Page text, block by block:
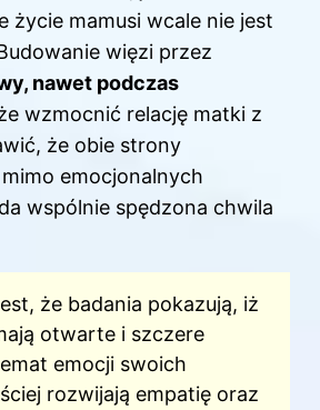
życie mamusi wcale nie jest
więzi przez
nawet podczas
wzmocnić relację matki z
że obie strony
emocjonalnych
wspólnie spędzona chwila
że badania pokazują, iż
otwarte i szczere
emocji swoich
rozwijają empatię oraz